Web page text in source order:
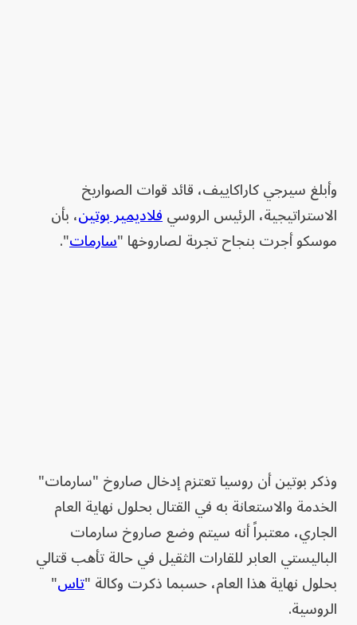
وأبلغ سيرجي ‌كاراكاييف، قائد قوات الصواريخ
الاستراتيجية، الرئيس الروسيفلاديمير بوتين، بأن
موسكو أجرت بنجاح تجربة لصاروخها "سارمات".
وذكر ‌بوتين أن روسيا تعتزم إدخال صاروخ "سارمات"
‌الخدمة والاستعانة به في القتال ‌بحلول نهاية العام
الجاري، معتبراً أنه سيتم وضع صاروخ سارمات
الباليستي العابر للقارات الثقيل في حالة تأهب قتالي
بحلول نهاية هذا العام، حسبما ذكرت وكالة "تاس"
الروسية.